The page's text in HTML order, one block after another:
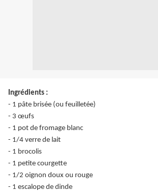
Ingrédients :
- 1 pâte brisée (ou feuilletée)
- 3 œufs
- 1 pot de fromage blanc
- 1/4 verre de lait
- 1 brocolis
- 1 petite courgette
- 1/2 oignon doux ou rouge
- 1 escalope de dinde